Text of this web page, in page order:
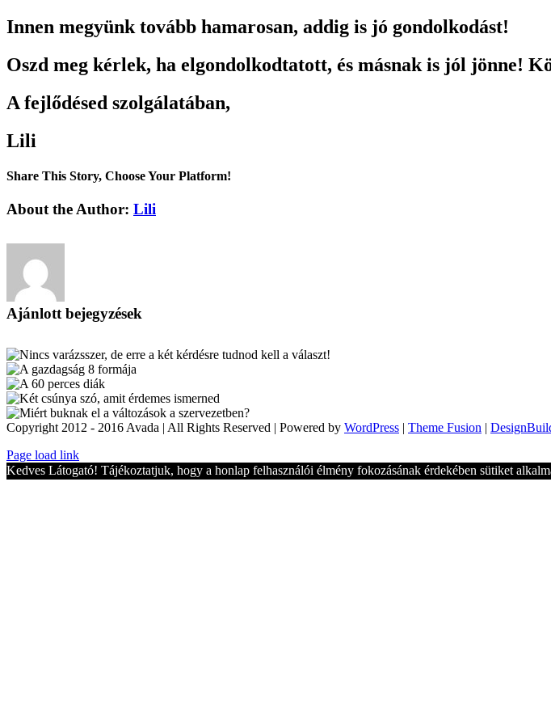
Innen megyünk tovább hamarosan, addig is jó gondolkodást!
Oszd meg kérlek, ha elgondolkodtatott, és másnak is jól jönne!
A fejlődésed szolgálatában,
Lili
Share This Story, Choose Your Platform!
Facebook
X
Reddit
LinkedIn
Tumblr
Pinterest
Vk
Email:
About the Author: Lili
Ajánlott bejegyzések
Copyright 2012 - 2016 Avada | All Rights Reserved | Powered by WordPress | Theme Fusion |
Toggle
Sliding
Bar
Page load link
Kedves Látogató! Tájékoztatjuk, hogy a honlap felhasználói élmény fokozásának érdekében sütiket